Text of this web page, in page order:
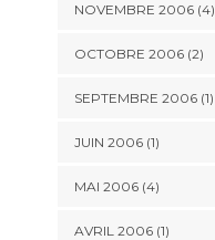
NOVEMBRE 2006 (4)
OCTOBRE 2006 (2)
SEPTEMBRE 2006 (1)
JUIN 2006 (1)
MAI 2006 (4)
AVRIL 2006 (1)